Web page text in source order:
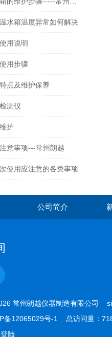
水箱温度异常如何解决
用说明
用步骤
点及维护保养
测仪
护
意事项---常州朗越
使用应注意的各类事项
公司简介
常州朗越仪器制造有限公司
备12065029号-1 总访问量：
陆